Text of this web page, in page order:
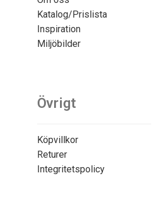
Katalog/Prislista
Inspiration
Miljöbilder
Övrigt
Köpvillkor
Returer
Integritetspolicy